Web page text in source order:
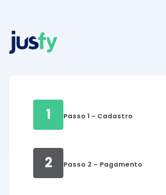
1 Passo 1 - Cadastro
2 Passo 2 - Pagamento